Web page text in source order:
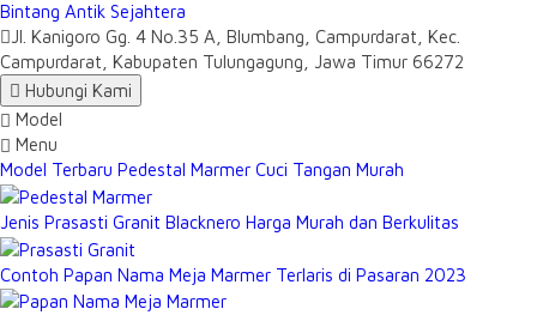
Bintang Antik Sejahtera
Jl. Kanigoro Gg. 4 No.35 A, Blumbang, Campurdarat, Kec.
Campurdarat, Kabupaten Tulungagung, Jawa Timur 66272
Hubungi Kami
Model
Menu
Model Terbaru Pedestal Marmer Cuci Tangan Murah
Jenis Prasasti Granit Blacknero Harga Murah dan Berkulitas
Contoh Papan Nama Meja Marmer Terlaris di Pasaran 2023